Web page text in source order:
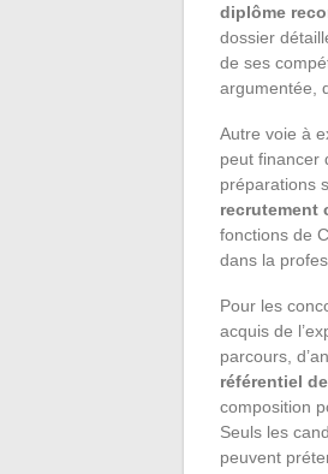
diplôme
dossier
de ses
argumentée,
Autre voie à
peut financer
préparations
recrutement
fonctions de
dans la
Pour les
acquis de
parcours,
référentiel
composition
Seuls les
peuvent